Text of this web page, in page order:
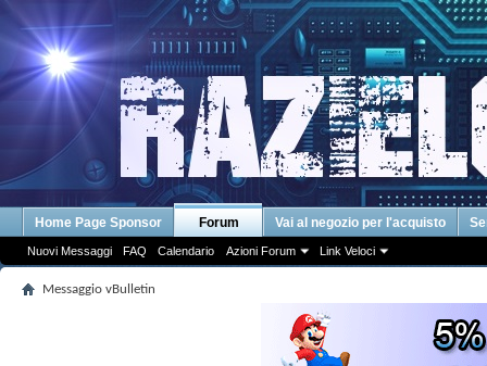
Home Page Sponsor Forum
Nuovi Messaggi FAQ Calendario Azioni Forum Link Veloci
Vai al negozio per l'acquisto
Messaggio vBulletin